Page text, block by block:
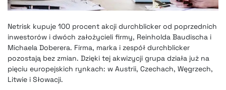
Netrisk kupuje 100 procent akcji durchblicker od poprzednich
inwestorów i dwóch założycieli firmy, Reinholda Baudischa i
Michaela Doberera. Firma, marka i zespół durchblicker
pozostają bez zmian. Dzięki tej akwizycji grupa działa już na
pięciu europejskich rynkach: w Austrii, Czechach, Węgrzech,
Litwie i Słowacji.